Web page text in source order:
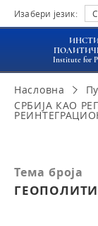
Изабери језик:
Institute for
Насловна
СРБИЈА КАО
Тема броја